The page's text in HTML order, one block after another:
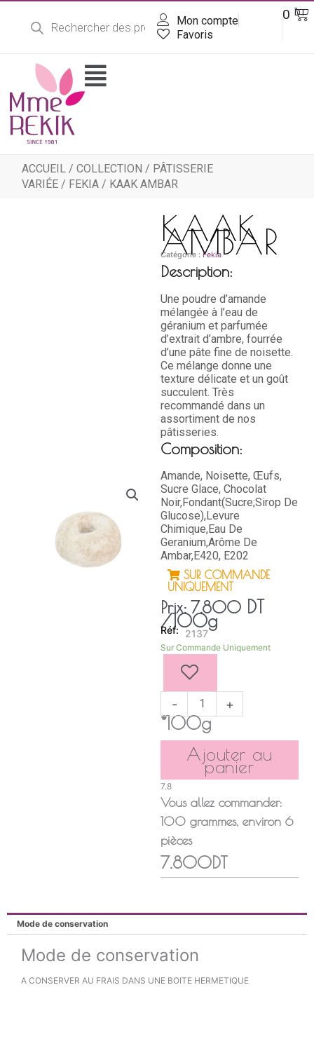
Recherche
produits
Mon compte
Favoris
0 DT
Flyout
Menu
ACCUEIL /COLLECTION / PÂTISSERIE
VARIÉE / FEKIA / KAAK AMBAR
KAAK
AMBAR
Catégorie : Fekia
Description:
Une poudre d’amande
mélangée à l’eau de
géranium et parfumée
d’extrait d’ambre, fourrée
d’une pâte fine de noisette.
Ce mélange donne une
texture délicate et un goût
succulent. Très
recommandé dans un
assortiment de nos
pâtisseries.
Composition:
Amande, Noisette, Œufs,
Sucre Glace, Chocolat
Noir,Fondant(Sucre;Sirop De
Glucose),Levure
Chimique,Eau De
Geranium,Arôme De
Ambar,E420, E202
SUR COMMANDE
UNIQUEMENT
Prix: 7,800 DT
/100g
2137
Sur Commande Uniquement
-
quantité
KAAK
+
*100g
Ajouter au
panier
7.8
Vous allez commander:
100 grammes, environ6
pièces
7.800DT
Mode de conservation
Mode de conservation
A CONSERVER AU FRAIS DANS UNE BOITE HERMETIQUE